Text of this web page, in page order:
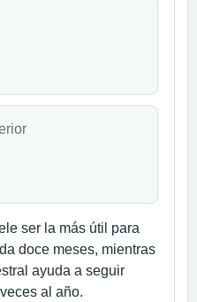
ser la más útil para
doce meses, mientras
ayuda a seguir
al año.